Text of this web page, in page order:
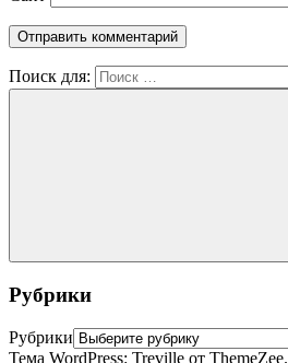
Поиск для:
Рубрики
Рубрики
Тема WordPress: Treville от ThemeZee.